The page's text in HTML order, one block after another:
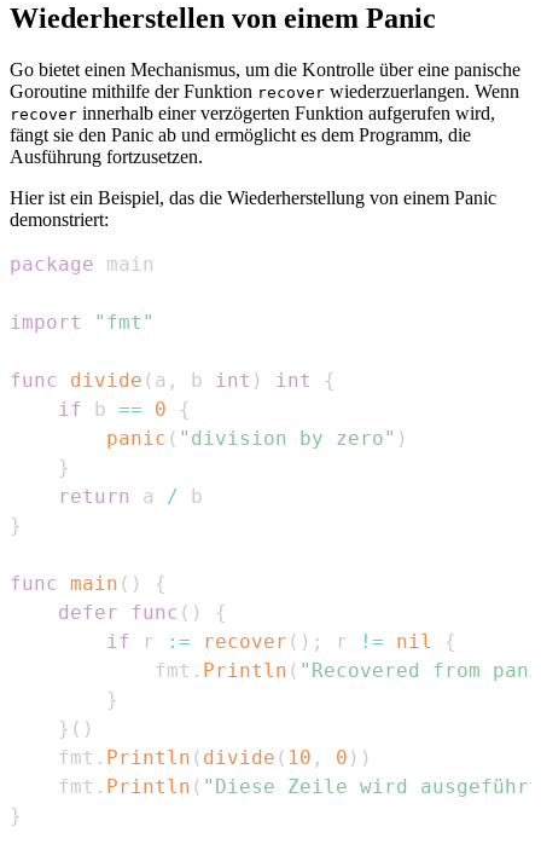
Wiederherstellen von einem Panic
Go bietet einen Mechanismus, um die Kontrolle über eine panische
Goroutine mithilfe der Funktion recover wiederzuerlangen. Wenn
recover innerhalb einer verzögerten Funktion aufgerufen wird,
fängt sie den Panic ab und ermöglicht es dem Programm, die
Ausführung fortzusetzen.
Hier ist ein Beispiel, das die Wiederherstellung von einem Panic
demonstriert:
package
import "fmt"
func divide ( a , b int ) int
{
if b == 0
{
panic ( "division by zero" )
}
return
a /
}
func main ( )
{
defer
func ( )
{
if r := recover ( ) ; r != nil
{
            fmt
. Println ( "Recovered from
}
} ( )
    fmt
. Println ( divide ( 10 , 0 ) )
    fmt
. Println ( "Diese Zeile wird
}